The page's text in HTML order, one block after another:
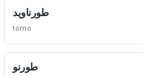
طورناويد
torno
طورنو